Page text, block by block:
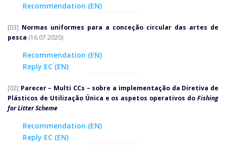
Recommendation (EN)
[03] Normas uniformes para a conceção circular das artes de
pesca (16.07.2020)
Recommendation (EN)
Reply EC (EN)
[02] Parecer – Multi CCs – sobre a implementação da Diretiva de
Plásticos de Utilização Única e os aspetos operativos doFishing
for Litter Scheme
Recommendation (EN)
Reply EC (EN)